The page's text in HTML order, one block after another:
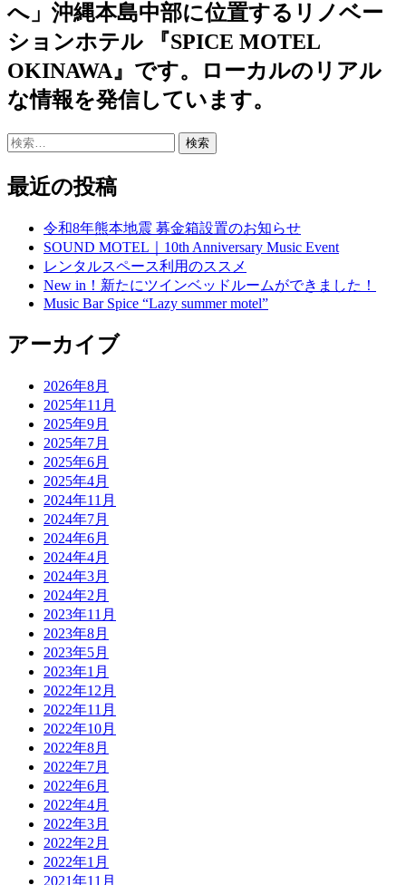
へ」沖縄本島中部に位置するリノベー
ションホテル 『SPICE MOTEL
OKINAWA』です。ローカルのリアル
な情報を発信しています。
検
最近の投稿
令和8年熊本地震 募金箱設置のお知らせ
SOUND MOTEL｜10th Anniversary Music Event
レンタルスペース利用のススメ
New in！新たにツインベッドルームができました！
Music Bar Spice “Lazy summer motel”
アーカイブ
2026年8月
2025年11月
2025年9月
2025年7月
2025年6月
2025年4月
2024年11月
2024年7月
2024年6月
2024年4月
2024年3月
2024年2月
2023年11月
2023年8月
2023年5月
2023年1月
2022年12月
2022年11月
2022年10月
2022年8月
2022年7月
2022年6月
2022年4月
2022年3月
2022年2月
2022年1月
2021年11月